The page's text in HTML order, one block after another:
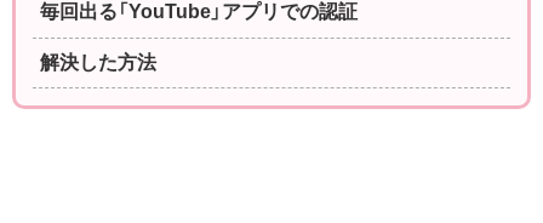
毎回出る「YouTube」アプリでの認証
解決した方法